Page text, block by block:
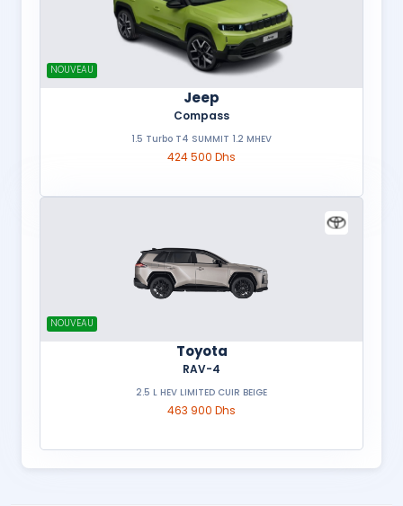
NOUVEAU
Jeep
Compass
1.5 Turbo T4 SUMMIT 1.2 MHEV
424 500 Dhs
NOUVEAU
Toyota
RAV-4
2.5 L HEV LIMITED CUIR BEIGE
463 900 Dhs